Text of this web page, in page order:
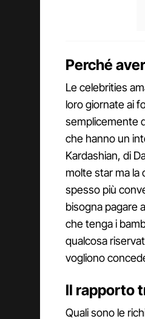
Perché
Le celebrities
loro giornate ai
semplicemente
che hanno un
Kardashian, di
molte star ma la
spesso più
bisogna pagare
che tenga i
qualcosa
vogliono
Il rapporto
Quali sono le